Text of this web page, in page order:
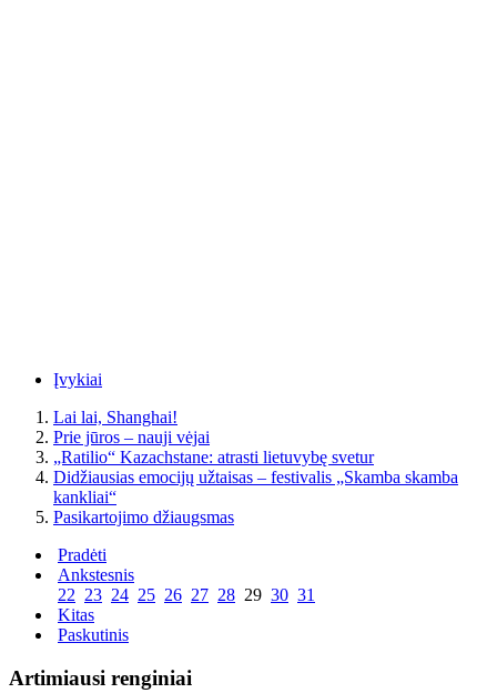
Įvykiai
Lai lai, Shanghai!
Prie jūros – nauji vėjai
„Ratilio“ Kazachstane: atrasti lietuvybę svetur
Didžiausias emocijų užtaisas – festivalis „Skamba skamba
kankliai“
Pasikartojimo džiaugsmas
Pradėti
Ankstesnis
22 23 24 25 26 27 28 29 30 31
Kitas
Paskutinis
Artimiausi renginiai